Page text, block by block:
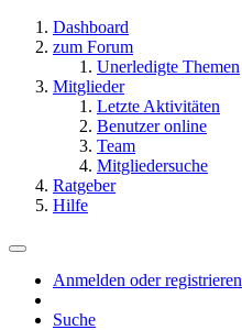
Dashboard
zum Forum
Unerledigte Themen
Mitglieder
Letzte Aktivitäten
Benutzer online
Team
Mitgliedersuche
Ratgeber
Hilfe
Anmelden oder registrieren
Suche